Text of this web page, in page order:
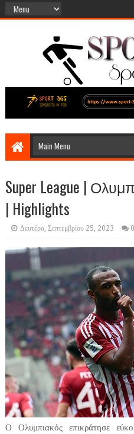
Super League |
| Highlights
Δευτέρα, Σεπτεμβρίου 25, 2023 0
Ο Ολυμπιακός επικράτησε